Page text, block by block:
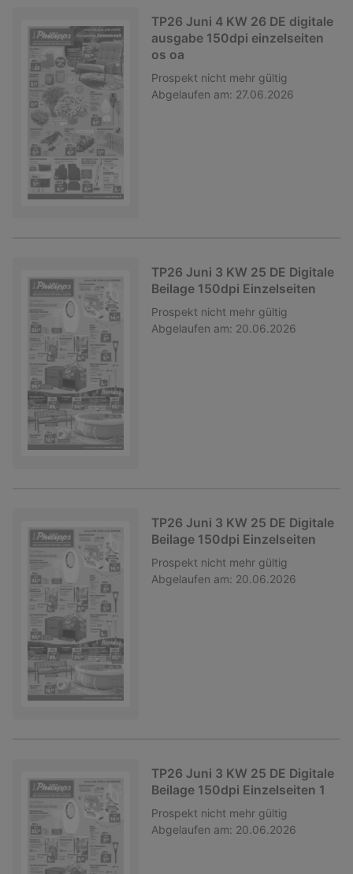
TP26 Juni 4 KW 26 DE digitale
ausgabe 150dpi einzelseiten
os oa
Prospekt nicht mehr gültig
Abgelaufen am: 27.06.2026
TP26 Juni 3 KW 25 DE Digitale
Beilage 150dpi Einzelseiten
Prospekt nicht mehr gültig
Abgelaufen am: 20.06.2026
TP26 Juni 3 KW 25 DE Digitale
Beilage 150dpi Einzelseiten
Prospekt nicht mehr gültig
Abgelaufen am: 20.06.2026
TP26 Juni 3 KW 25 DE Digitale
Beilage 150dpi Einzelseiten 1
Prospekt nicht mehr gültig
Abgelaufen am: 20.06.2026